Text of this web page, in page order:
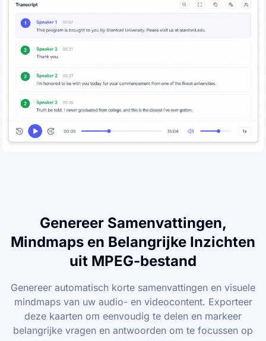
Genereer Samenvattingen,
Mindmaps en Belangrijke Inzichten
uit MPEG-bestand
Genereer automatisch korte samenvattingen en visuele
mindmaps van uw audio- en videocontent. Exporteer
deze kaarten om eenvoudig te delen en markeer
belangrijke vragen en antwoorden om te focussen op